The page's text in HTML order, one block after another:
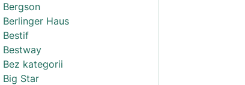
Bergson
Berlinger Haus
Bestif
Bestway
Bez kategorii
Big Star